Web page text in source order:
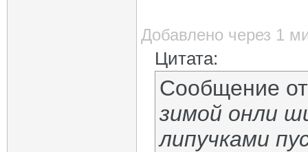
Добавлено через 1
Цитата:
Сообщение
зимой онли
липучками